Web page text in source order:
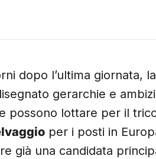
dopo l’ultima giornata,
gerarchie e
possono lottare per il
per i posti in
già una candidata